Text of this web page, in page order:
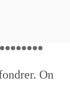
On